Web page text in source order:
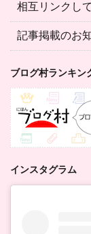
相互リンクし
記事掲載のお
ブログ村ランキン
インスタグラム